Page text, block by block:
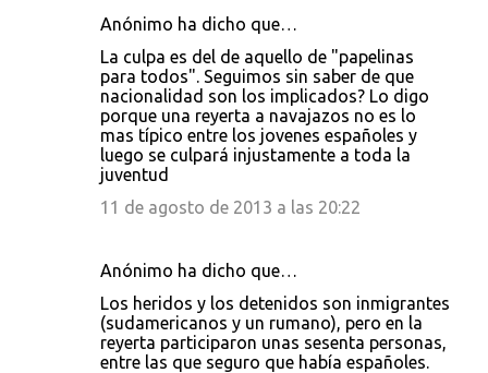
Anónimo ha dicho que…
La culpa es del de aquello de "papelinas
para todos". Seguimos sin saber de que
nacionalidad son los implicados? Lo digo
porque una reyerta a navajazos no es lo
mas típico entre los jovenes españoles y
luego se culpará injustamente a toda la
juventud
11 de agosto de 2013 a las 20:22
Anónimo ha dicho que…
Los heridos y los detenidos son inmigrantes
(sudamericanos y un rumano), pero en la
reyerta participaron unas sesenta personas,
entre las que seguro que había españoles.